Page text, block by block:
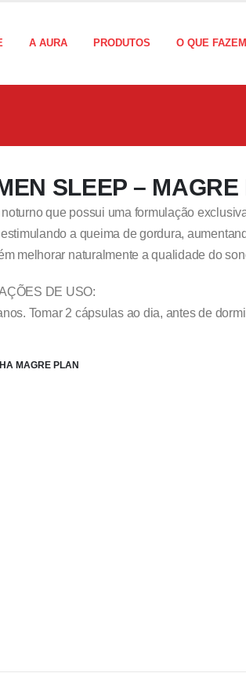
A AURA PRODUTOS O QUE
SLEEP – MAGRE
que possui uma formulação
a queima de gordura,
melhorar naturalmente a qualidade do
DE USO:
Tomar 2 cápsulas ao dia, antes de
MAGRE PLAN